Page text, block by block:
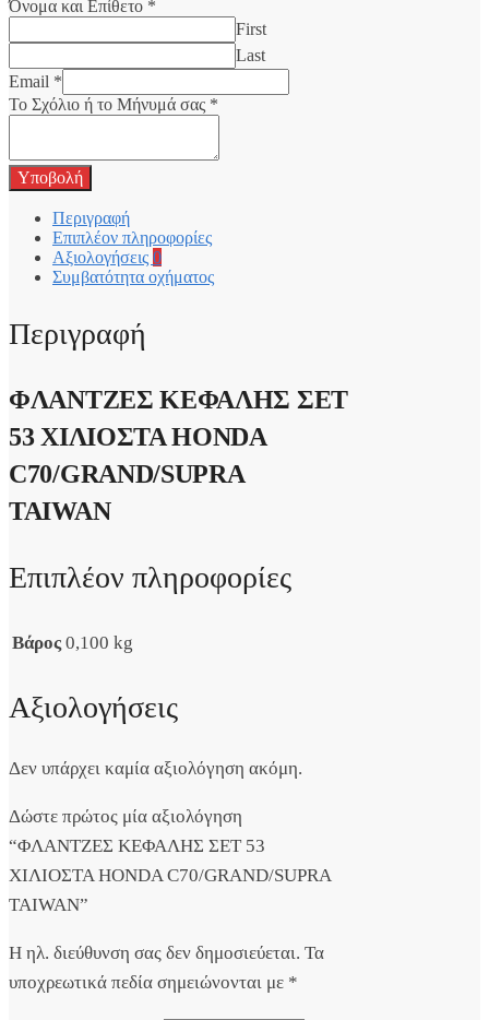
Όνομα και Επίθετο *
First
Last
Email *
Το Σχόλιο ή το Μήνυμά σας *
Υποβολή
Περιγραφή
Επιπλέον πληροφορίες
Αξιολογήσεις 0
Συμβατότητα οχήματος
Περιγραφή
ΦΛΑΝΤΖΕΣ ΚΕΦΑΛΗΣ ΣΕΤ
53 ΧΙΛΙΟΣΤΑ HONDA
C70/GRAND/SUPRA
TAIWAN
Επιπλέον πληροφορίες
Βάρος 0,100 kg
Αξιολογήσεις
Δεν υπάρχει καμία αξιολόγηση ακόμη.
Δώστε πρώτος μία αξιολόγηση
“ΦΛΑΝΤΖΕΣ ΚΕΦΑΛΗΣ ΣΕΤ 53
ΧΙΛΙΟΣΤΑ HONDA C70/GRAND/SUPRA
TAIWAN”
Η ηλ. διεύθυνση σας δεν δημοσιεύεται. Τα
υποχρεωτικά πεδία σημειώνονται με *